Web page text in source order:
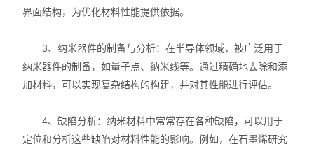
界面结构，为优化材料性能提供依据。
3、纳米器件的制备与分析：在半导体领域，被广泛用于
纳米器件的制备，如量子点、纳米线等。通过精确地去除和添
加材料，可以实现复杂结构的构建，并对其性能进行评估。
4、缺陷分析：纳米材料中常常存在各种缺陷，可以用于
定位和分析这些缺陷对材料性能的影响。例如，在石墨烯研究